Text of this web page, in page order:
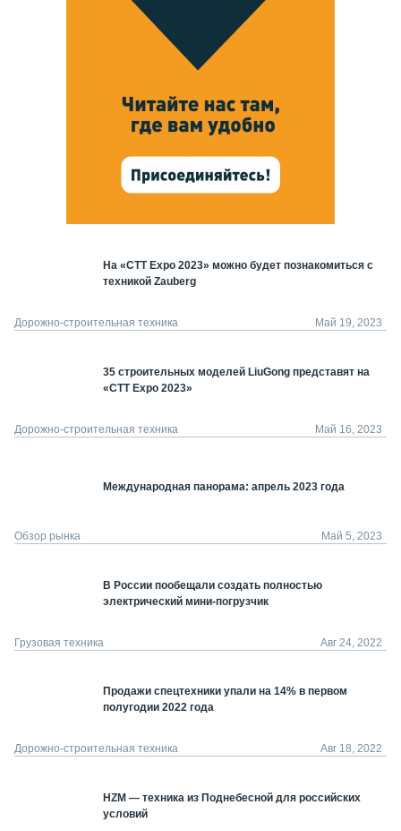
На «СТТ Expo 2023» можно будет познакомиться с
техникой Zauberg
Дорожно-строительная техника Май 19, 2023
35 строительных моделей LiuGong представят на
«СТТ Expo 2023»
Дорожно-строительная техника Май 16, 2023
Международная панорама: апрель 2023 года
Обзор рынка Май 5, 2023
В России пообещали создать полностью
электрический мини-погрузчик
Грузовая техника Авг 24, 2022
Продажи спецтехники упали на 14% в первом
полугодии 2022 года
Дорожно-строительная техника Авг 18, 2022
HZM — техника из Поднебесной для российских
условий